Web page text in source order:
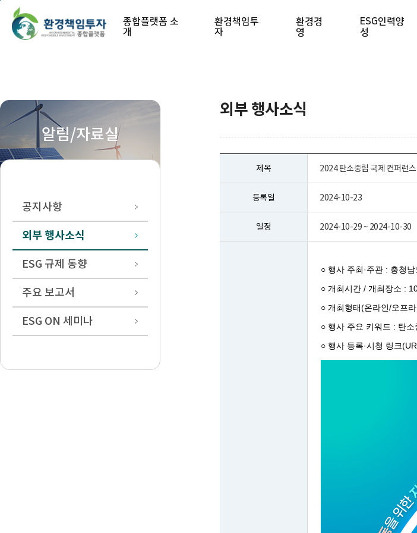
본문 바로가기
종합플랫폼 소
개
환경책임투
자
환경경
영
ESG인력양
성
알림/자료실
공지사항
외부 행사소식
ESG 규제 동향
주요 보고서
ESG ON 세미나
외부 행사소식
제목 2024 탄소중립 국제 컨퍼런스
등록일 2024-10-23
일정 2024-10-29 ~ 2024-10-30